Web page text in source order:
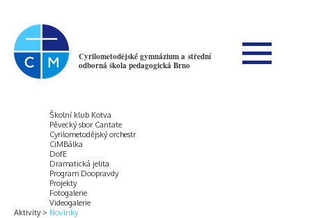
Cyrilometodějské gymnázium a střední
odborná škola pedagogická Brno
Aktivity
Školní klub Kotva
Pěvecký sbor Cantate
Cyrilometodějský orchestr
CiMBálka
DofE
Dramatická jelita
Program Doopravdy
Projekty
Fotogalerie
Videogalerie
Novinky